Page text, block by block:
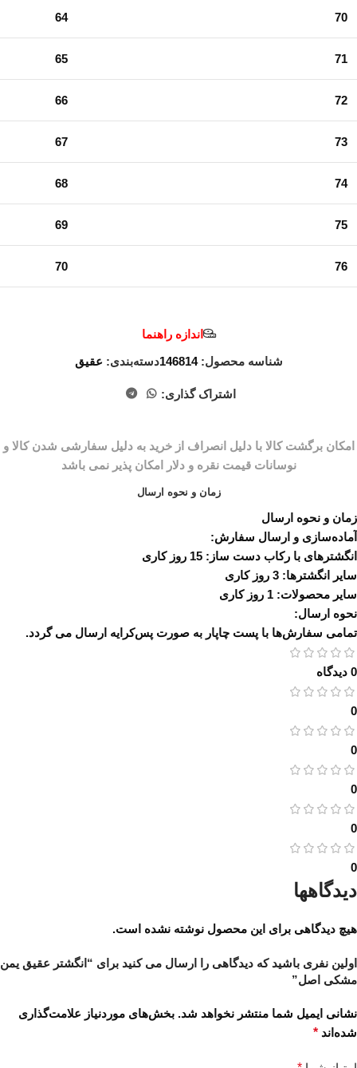
70
64
71
65
72
66
73
67
74
68
75
69
76
70
اندازه راهنما
شناسه محصول:146814دسته‌بندی: عقیق
اشتراک گذاری:
زمان و نحوه ارسال
زمان و نحوه ارسال
آماده‌سازی و ارسال سفارش:
انگشترهای با رکاب دست ساز: 15 روز کاری
سایر انگشترها: 3 روز کاری
سایر محصولات: 1 روز کاری
نحوه ارسال:
تمامی سفارش‌ها با پست چاپار به صورت پس‌کرایه ارسال می گردد.
0 دیدگاه
0
0
0
0
0
دیدگاهها
هیچ دیدگاهی برای این محصول نوشته نشده است.
اولین نفری باشید که دیدگاهی را ارسال می کنید برای “انگشتر عقیق یمن
مشکی اصل”
نشانی ایمیل شما منتشر نخواهد شد. بخش‌های موردنیاز علامت‌گذاری
شده‌اند *